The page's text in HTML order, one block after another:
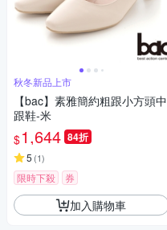
秋冬新品上市
【bac】素雅簡約粗跟小方頭中
跟鞋-米
$1,644 84折
5 (1)
限時下殺 券
加入購物車